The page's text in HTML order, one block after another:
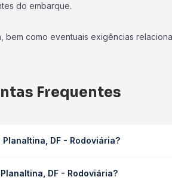
do embarque.
como eventuais exigências
Frequentes
DF - Rodoviária?
você consulta os horários
DF - Rodoviária?